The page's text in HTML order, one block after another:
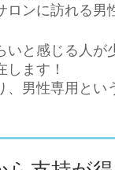
ンに訪れる男
と感じる人が
します！
男性専用とい